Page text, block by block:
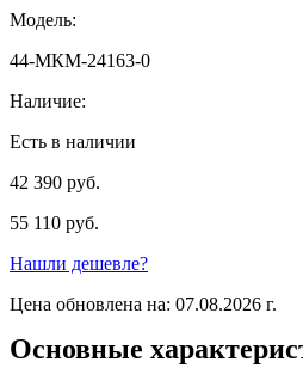
Модель:
44-МКМ-24163-0
Наличие:
Есть в наличии
42 390 руб.
55 110 руб.
Нашли дешевле?
Цена обновлена на: 07.08.2026 г.
Основные